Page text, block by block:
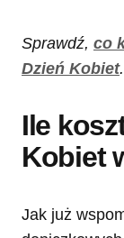
Sprawdź, co
Dzień Kobiet.
Ile
Kobiet
Jak już